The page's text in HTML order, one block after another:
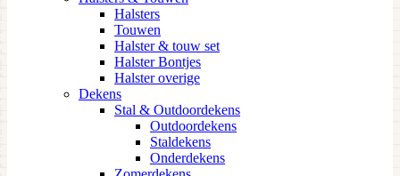
Halsters
Touwen
Halster & touw set
Halster Bontjes
Halster overige
Dekens
Stal & Outdoordekens
Outdoordekens
Staldekens
Onderdekens